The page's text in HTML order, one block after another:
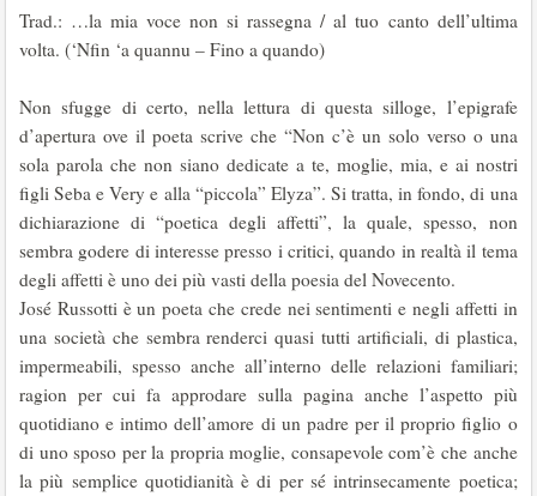
Trad.: …la mia voce non si rassegna / al tuo canto dell’ultima
volta. (‘Nfin ‘a quannu – Fino a quando)
Non sfugge di certo, nella lettura di questa silloge, l’epigrafe
d’apertura ove il poeta scrive che “Non c’è un solo verso o una
sola parola che non siano dedicate a te, moglie, mia, e ai nostri
figli Seba e Very e alla “piccola” Elyza”. Si tratta, in fondo, di una
dichiarazione di “poetica degli affetti”, la quale, spesso, non
sembra godere di interesse presso i critici, quando in realtà il tema
degli affetti è uno dei più vasti della poesia del Novecento.
José Russotti è un poeta che crede nei sentimenti e negli affetti in
una società che sembra renderci quasi tutti artificiali, di plastica,
impermeabili, spesso anche all’interno delle relazioni familiari;
ragion per cui fa approdare sulla pagina anche l’aspetto più
quotidiano e intimo dell’amore di un padre per il proprio figlio o
di uno sposo per la propria moglie, consapevole com’è che anche
la più semplice quotidianità è di per sé intrinsecamente poetica;